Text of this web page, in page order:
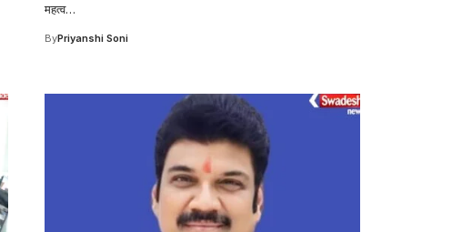
महत्व…
ByPriyanshi Soni